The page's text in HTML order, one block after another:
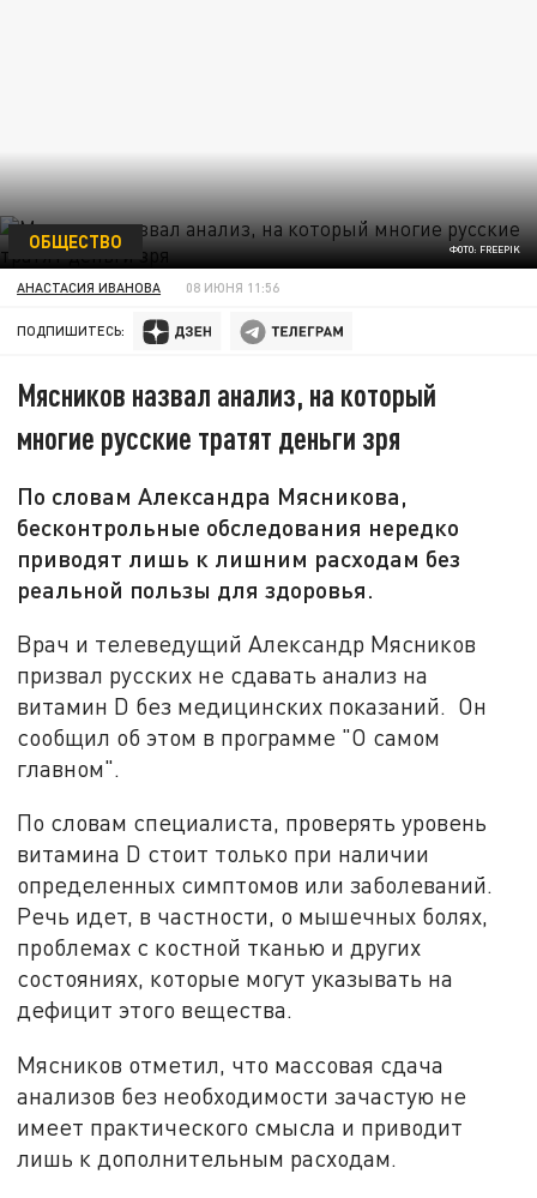
ФОТО: FREEPIK
ОБЩЕСТВО
АНАСТАСИЯ ИВАНОВА 08 ИЮНЯ 11:56
ПОДПИШИТЕСЬ:
Мясников назвал анализ, на который
многие русские тратят деньги зря
По словам Александра Мясникова,
бесконтрольные обследования нередко
приводят лишь к лишним расходам без
реальной пользы для здоровья.
Врач и телеведущий Александр Мясников
призвал русских не сдавать анализ на
витамин D без медицинских показаний. Он
сообщил об этом в программе "О самом
главном".
По словам специалиста, проверять уровень
витамина D стоит только при наличии
определенных симптомов или заболеваний.
Речь идет, в частности, о мышечных болях,
проблемах с костной тканью и других
состояниях, которые могут указывать на
дефицит этого вещества.
Мясников отметил, что массовая сдача
анализов без необходимости зачастую не
имеет практического смысла и приводит
лишь к дополнительным расходам.